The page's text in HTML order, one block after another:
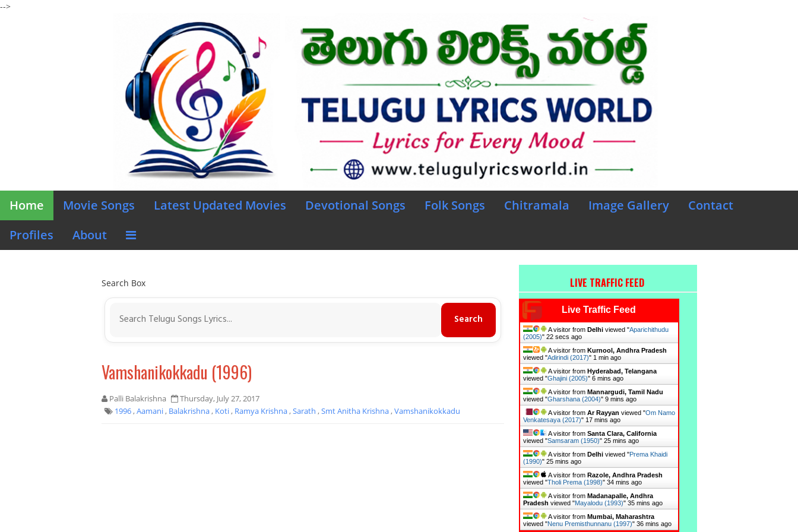
-->
Home Movie Songs Latest Updated Movies Devotional Songs Folk Songs Chitramala Image Gallery
Contact
Profiles
About
Search Box
Vamshanikokkadu (1996)
Palli Balakrishna
Thursday, July 27, 2017
1996,Aamani, Balakrishna, Koti, Ramya Krishna,Sarath ,Smt Anitha Krishna,Vamshanikokkadu
LIVE TRAFFIC FEED
Live Traffic Feed
A visitor from Delhiviewed "Aparichithudu
(2005)" 22 secs ago
A visitor from Kurnool, Andhra Pradesh
viewed "Adirindi (2017)" 1 min ago
A visitor from Hyderabad, Telangana
viewed "Ghajini (2005)" 6 mins ago
A visitor from Mannargudi, Tamil Nadu
viewed "Gharshana (2004)" 9 mins ago
A visitor from Ar Rayyan viewed "Om Namo
Venkatesaya (2017)" 17 mins ago
A visitor from Santa Clara, California
viewed "Samsaram (1950)" 25 mins ago
A visitor from Delhiviewed "Prema Khaidi
(1990)" 25 mins ago
A visitor from Razole, Andhra Pradesh
viewed "Tholi Prema (1998)" 34 mins ago
A visitor from Madanapalle, Andhra
Pradesh viewed "Mayalodu (1993)" 35 mins ago
A visitor from Mumbai, Maharashtra
viewed "Nenu Premisthunnanu (1997)" 36 mins ago